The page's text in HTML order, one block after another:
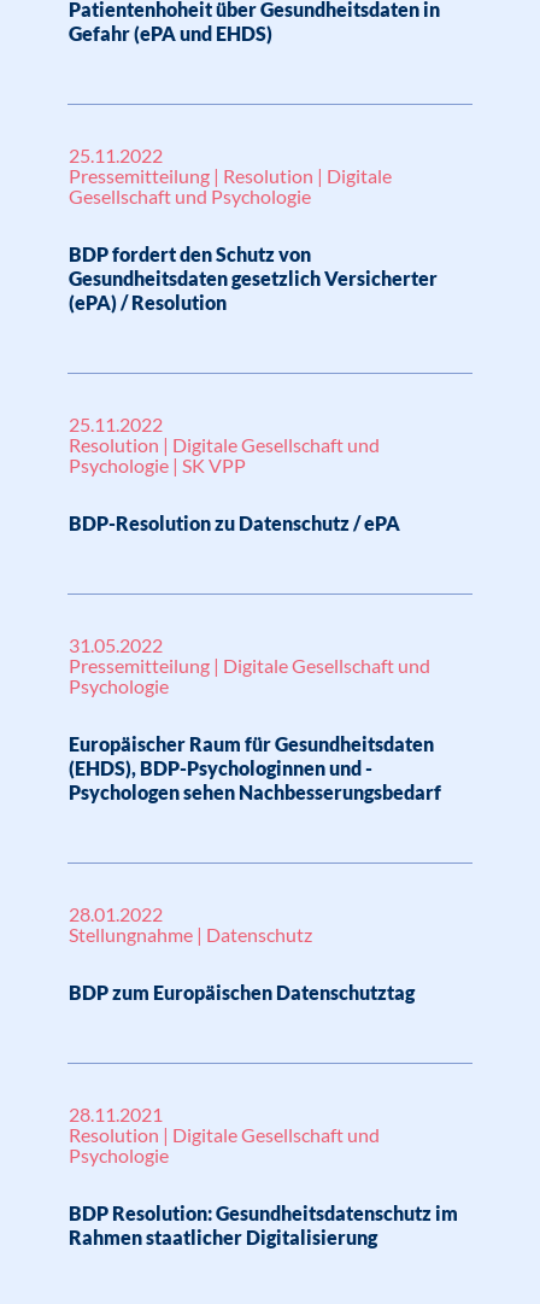
Patientenhoheit über Gesundheitsdaten in
Gefahr (ePA und EHDS)
25.11.2022
Pressemitteilung | Resolution | Digitale
Gesellschaft und Psychologie
BDP fordert den Schutz von
Gesundheitsdaten gesetzlich Versicherter
(ePA) / Resolution
25.11.2022
Resolution | Digitale Gesellschaft und
Psychologie | SK VPP
BDP-Resolution zu Datenschutz / ePA
31.05.2022
Pressemitteilung | Digitale Gesellschaft und
Psychologie
Europäischer Raum für Gesundheitsdaten
(EHDS), BDP-Psychologinnen und -
Psychologen sehen Nachbesserungsbedarf
28.01.2022
Stellungnahme | Datenschutz
BDP zum Europäischen Datenschutztag
28.11.2021
Resolution | Digitale Gesellschaft und
Psychologie
BDP Resolution: Gesundheitsdatenschutz im
Rahmen staatlicher Digitalisierung